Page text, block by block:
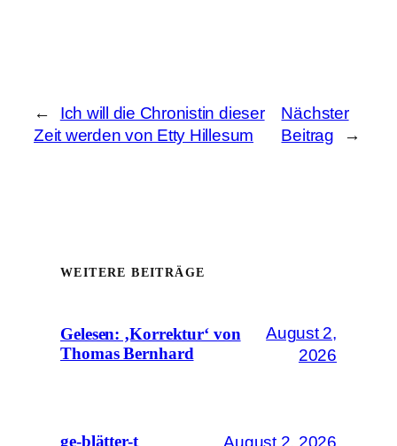
←
Ich will die Chronistin dieser
Zeit werden von Etty Hillesum
Nächster
Beitrag
→
WEITERE BEITRÄGE
Gelesen: ‚Korrektur‘ von
Thomas Bernhard
August 2,
2026
ge-blätter-t August 2, 2026